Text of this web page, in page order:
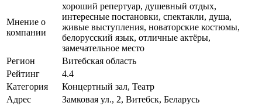
Мнение о
компании
хороший репертуар, душевный отдых,
интересные постановки, спектакли, душа,
живые выступления, новаторские костюмы,
белорусский язык, отличные актёры,
замечательное место
Регион
Витебская область
Рейтинг
4.4
Категория
Концертный зал, Театр
Адрес
Замковая ул., 2, Витебск, Беларусь